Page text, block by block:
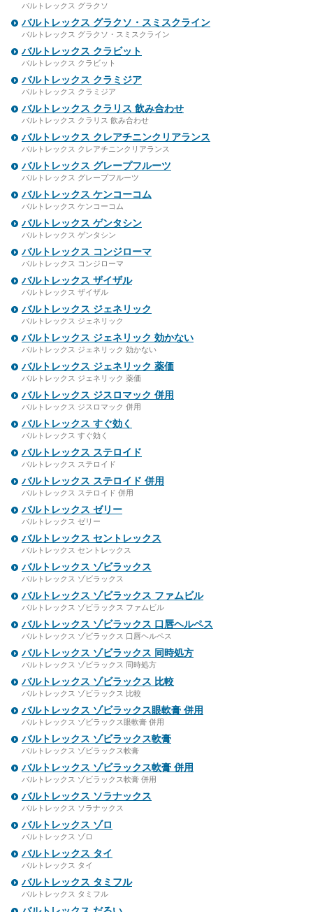
バルトレックス グラクソ
バルトレックス グラクソ・スミスクライン
バルトレックス グラクソ・スミスクライン
バルトレックス クラビット
バルトレックス クラビット
バルトレックス クラミジア
バルトレックス クラミジア
バルトレックス クラリス 飲み合わせ
バルトレックス クラリス 飲み合わせ
バルトレックス クレアチニンクリアランス
バルトレックス クレアチニンクリアランス
バルトレックス グレープフルーツ
バルトレックス グレープフルーツ
バルトレックス ケンコーコム
バルトレックス ケンコーコム
バルトレックス ゲンタシン
バルトレックス ゲンタシン
バルトレックス コンジローマ
バルトレックス コンジローマ
バルトレックス ザイザル
バルトレックス ザイザル
バルトレックス ジェネリック
バルトレックス ジェネリック
バルトレックス ジェネリック 効かない
バルトレックス ジェネリック 効かない
バルトレックス ジェネリック 薬価
バルトレックス ジェネリック 薬価
バルトレックス ジスロマック 併用
バルトレックス ジスロマック 併用
バルトレックス すぐ効く
バルトレックス すぐ効く
バルトレックス ステロイド
バルトレックス ステロイド
バルトレックス ステロイド 併用
バルトレックス ステロイド 併用
バルトレックス ゼリー
バルトレックス ゼリー
バルトレックス セントレックス
バルトレックス セントレックス
バルトレックス ゾビラックス
バルトレックス ゾビラックス
バルトレックス ゾビラックス ファムビル
バルトレックス ゾビラックス ファムビル
バルトレックス ゾビラックス 口唇ヘルペス
バルトレックス ゾビラックス 口唇ヘルペス
バルトレックス ゾビラックス 同時処方
バルトレックス ゾビラックス 同時処方
バルトレックス ゾビラックス 比較
バルトレックス ゾビラックス 比較
バルトレックス ゾビラックス眼軟膏 併用
バルトレックス ゾビラックス眼軟膏 併用
バルトレックス ゾビラックス軟膏
バルトレックス ゾビラックス軟膏
バルトレックス ゾビラックス軟膏 併用
バルトレックス ゾビラックス軟膏 併用
バルトレックス ソラナックス
バルトレックス ソラナックス
バルトレックス ゾロ
バルトレックス ゾロ
バルトレックス タイ
バルトレックス タイ
バルトレックス タミフル
バルトレックス タミフル